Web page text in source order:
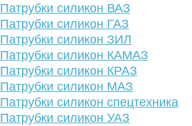
Патрубки силикон ВАЗ
Патрубки силикон ГАЗ
Патрубки силикон ЗИЛ
Патрубки силикон КАМАЗ
Патрубки силикон КРАЗ
Патрубки силикон МАЗ
Патрубки силикон спецтехника
Патрубки силикон УАЗ